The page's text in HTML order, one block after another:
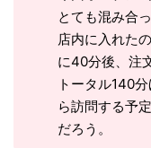
とても混み合っ
店内に入れた
に40分後、注
トータル140
ら訪問する予
だろう。